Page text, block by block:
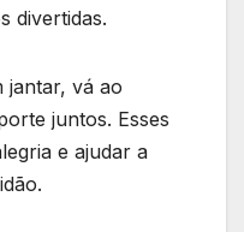
divertidas.
jantar, vá ao
juntos. Esses
e ajudar a